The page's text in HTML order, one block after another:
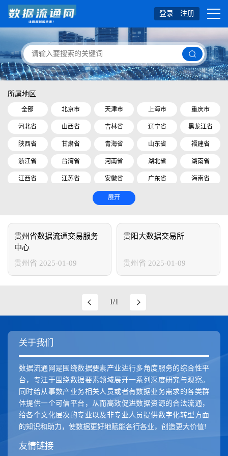
登录 注册
所属地区
全部 北京市 天津市 上海市 重庆市
河北省 山西省 吉林省 辽宁省 黑龙江省
陕西省 甘肃省 青海省 山东省 福建省
浙江省 台湾省 河南省 湖北省 湖南省
江西省 江苏省 安徽省 广东省 海南省
云南省
展开
贵州省数据流通交易服务
中心
贵州省 2025-01-09
贵阳大数据交易所
贵州省 2025-01-09
1/1
关于我们
数据流通网是围绕数据要素产业进行多角度服务的综合性平
台，专注于围绕数据要素领域展开一系列深度研究与观察。
同时给从事数产业务相关人员或者有数据业务需求的各类群
体提供一个可信平台，从而高效促进数据资源的合法流通，
给各个文化层次的专业以及非专业人员提供数字化转型方面
的知识和助力，使数据更好地赋能各行各业，创造更大价值!
友情链接